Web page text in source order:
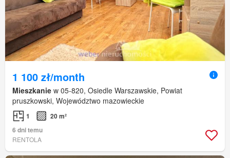
1 100 zł/month
Mieszkanie w 05-820, Osiedle Warszawskie, Powiat
pruszkowski, Województwo mazowieckie
1
20 m²
6 dni temu
RENTOLA